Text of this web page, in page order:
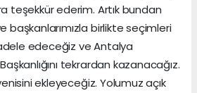
teşekkür ederim. Artık bundan
başkanlarımızla birlikte seçimleri
edeceğiz ve Antalya
tekrardan kazanacağız.
ekleyeceğiz. Yolumuz açık